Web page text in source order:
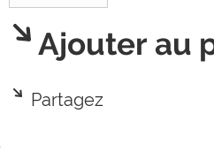
Ajouter au
Partagez